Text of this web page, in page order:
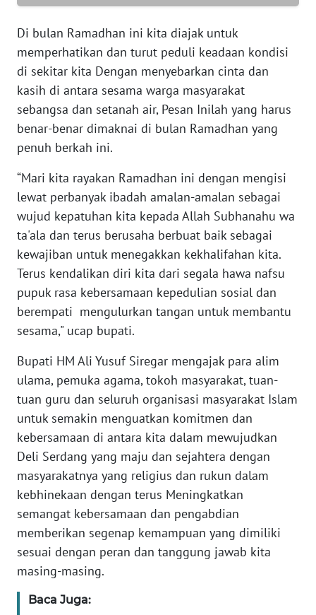
Di bulan Ramadhan ini kita diajak untuk
memperhatikan dan turut peduli keadaan kondisi
di sekitar kita Dengan menyebarkan cinta dan
kasih di antara sesama warga masyarakat
sebangsa dan setanah air, Pesan Inilah yang harus
benar-benar dimaknai di bulan Ramadhan yang
penuh berkah ini.
“Mari kita rayakan Ramadhan ini dengan mengisi
lewat perbanyak ibadah amalan-amalan sebagai
wujud kepatuhan kita kepada Allah Subhanahu wa
ta'ala dan terus berusaha berbuat baik sebagai
kewajiban untuk menegakkan kekhalifahan kita.
Terus kendalikan diri kita dari segala hawa nafsu
pupuk rasa kebersamaan kepedulian sosial dan
berempati mengulurkan tangan untuk membantu
sesama," ucap bupati.
Bupati HM Ali Yusuf Siregar mengajak para alim
ulama, pemuka agama, tokoh masyarakat, tuan-
tuan guru dan seluruh organisasi masyarakat Islam
untuk semakin menguatkan komitmen dan
kebersamaan di antara kita dalam mewujudkan
Deli Serdang yang maju dan sejahtera dengan
masyarakatnya yang religius dan rukun dalam
kebhinekaan dengan terus Meningkatkan
semangat kebersamaan dan pengabdian
memberikan segenap kemampuan yang dimiliki
sesuai dengan peran dan tanggung jawab kita
masing-masing.
Baca Juga:
SERAMBI
WN
JAMBI
SULTRA
WN
SULTENG
WN
SULBAR
WN
WN
SUMBAR
WN
SUMSEL
WN
BENGKULU
WN
LAMPUNG
JATENG